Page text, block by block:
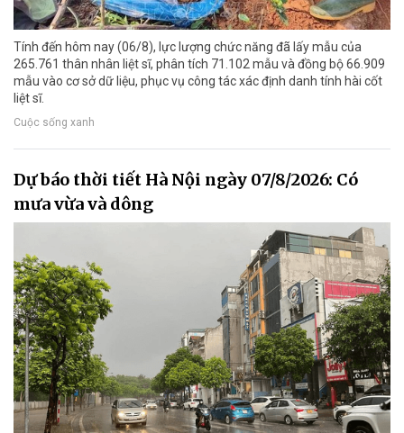
Tính đến hôm nay (06/8), lực lượng chức năng đã lấy mẫu của
265.761 thân nhân liệt sĩ, phân tích 71.102 mẫu và đồng bộ 66.909
mẫu vào cơ sở dữ liệu, phục vụ công tác xác định danh tính hài cốt
liệt sĩ.
Cuộc sống xanh
Dự báo thời tiết Hà Nội ngày 07/8/2026: Có
mưa vừa và dông